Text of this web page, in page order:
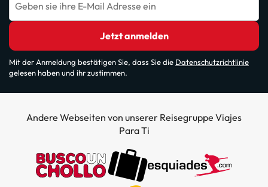
Geben sie ihre E-Mail Adresse ein
Jetzt anmelden
Mit der Anmeldung bestätigen Sie, dass Sie die Datenschutzrichtlinie
gelesen haben und ihr zustimmen.
Andere Webseiten von unserer Reisegruppe Viajes
Para Ti